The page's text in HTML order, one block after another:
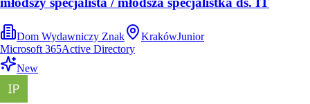
Dom Wydawniczy Znak KrakówJunior
Microsoft 365Active Directory
New